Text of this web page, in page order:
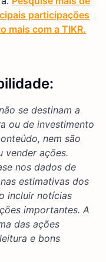
participações
mais com a TIKR.
se destinam a
ou de investimento
nem são
vender ações.
nos dados de
estimativas dos
incluir notícias
importantes. A
das ações
e bons